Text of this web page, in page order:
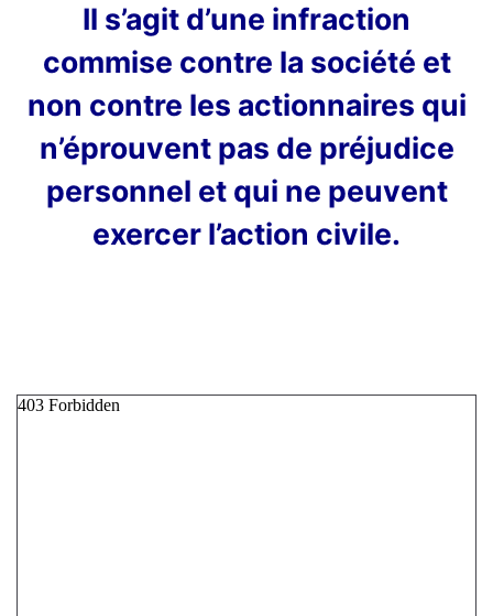
Il s’agit d’une infraction
commise contre la société et
non contre les actionnaires qui
n’éprouvent pas de préjudice
personnel et qui ne peuvent
exercer l’action civile.